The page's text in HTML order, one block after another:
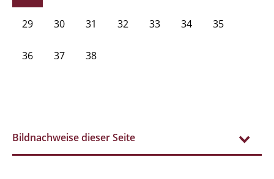
29 30 31 32 33 34 35
36 37 38
Bildnachweise dieser Seite